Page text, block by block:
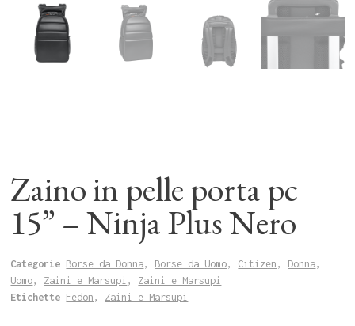
Zaino in pelle porta pc
15” – Ninja Plus Nero
Categorie Borse da Donna, Borse da Uomo, Citizen , Donna,
Uomo, Zaini e Marsupi , Zaini e Marsupi
Etichette Fedon , Zaini e Marsupi